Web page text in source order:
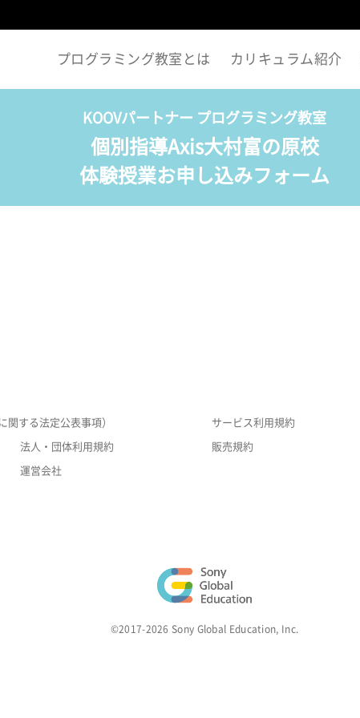
プログラミング教室とは カリキュラム紹介
KOOVパートナー プログラミング教室
個別指導Axis大村富の原校
体験授業お申し込みフォーム
関する法定公表事項） サービス利用規約
法人・団体利用規約 販売規約
運営会社
©2017-2026 Sony Global Education, Inc.